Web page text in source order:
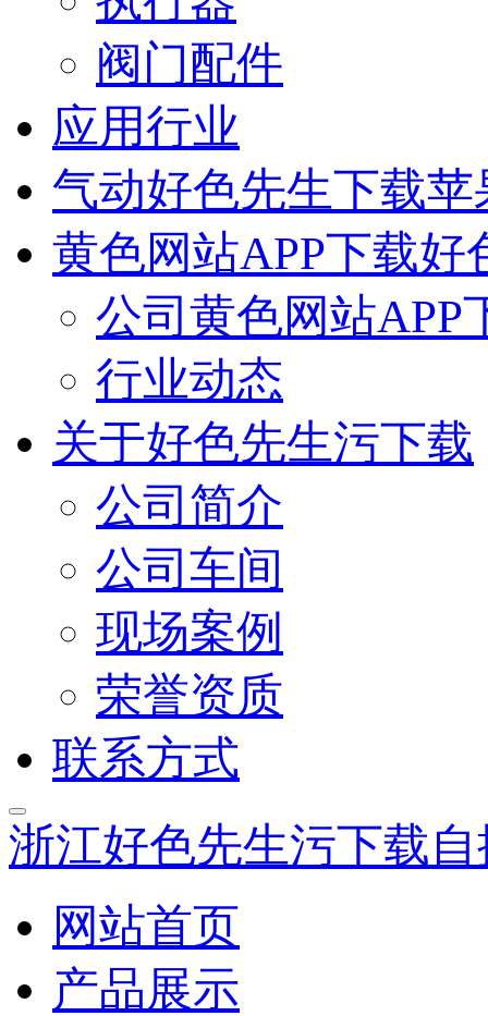
阀门配件
应用行业
气动好色先生下载
黄色网站APP下载好
公司黄色网站APP
行业动态
关于好色先生污下载
公司简介
公司车间
现场案例
荣誉资质
联系方式
浙江好色先生污下载
网站首页
产品展示